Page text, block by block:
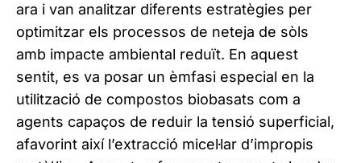
ara i van analitzar diferents estratègies per
optimitzar els processos de neteja de sòls
amb impacte ambiental reduït. En aquest
sentit, es va posar un èmfasi especial en la
utilització de compostos biobasats com a
agents capaços de reduir la tensió superficial,
afavorint així l’extracció micel·lar d’impropis